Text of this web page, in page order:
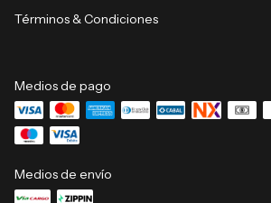
Términos & Condiciones
Medios de pago
Medios de envío